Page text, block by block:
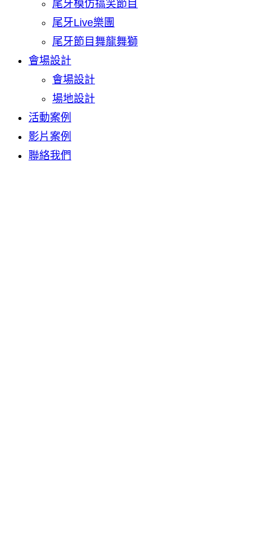
尾牙模仿搞笑節目
尾牙Live樂團
尾牙節目舞龍舞獅
會場設計
會場設計
場地設計
活動案例
影片案例
聯絡我們